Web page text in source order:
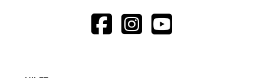
HTTPS://
HTTPS://